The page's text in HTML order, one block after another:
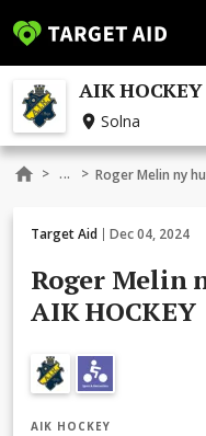
AIK HOCKEY
Solna
> ... > Roger Melin ny
Target Aid Dec 04, 2024
Roger Melin
AIK HOCKEY
AIK HOCKEY